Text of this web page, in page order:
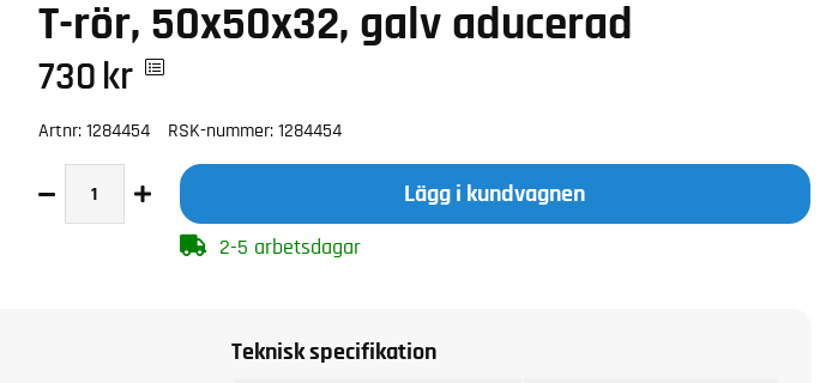
T-rör, 50x50x32, galv aducerad
730 kr
Artnr: 1284454 RSK-nummer: 1284454
Lägg i kundvagnen
2-5 arbetsdagar
Teknisk specifikation